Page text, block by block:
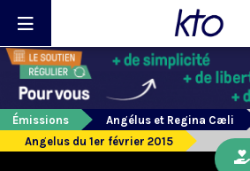
Émissions
Angélus et Regina Cæli
Angelus du 1er février 2015